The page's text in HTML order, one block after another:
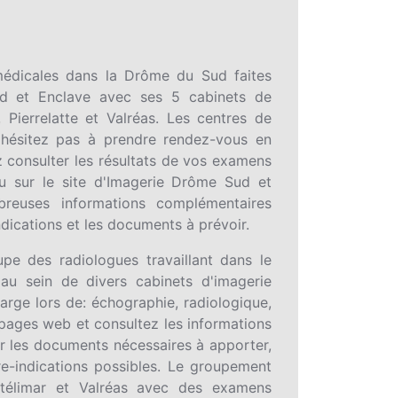
dans la Drôme du Sud faites
et Enclave avec ses 5 cabinets de
et Valréas. Les centres de
pas à prendre rendez-vous en
les résultats de vos examens
sur le site d'Imagerie Drôme Sud et
informations complémentaires
et les documents à prévoir.
des radiologues travaillant dans le
sein de divers cabinets d'imagerie
lors de: échographie, radiologique,
web et consultez les informations
documents nécessaires à apporter,
possibles. Le groupement
et Valréas avec des examens